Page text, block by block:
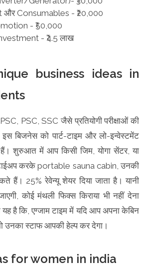
Consumables - ₹20,000
- ₹50,000
- ₹4.5 लाख
business ideas in
PSC, SSC जैसे प्रतियोगी परीक्षाओं की
इस बिजनेस को पार्ट-टाइम और लो-इन्वेस्टमेंट
शुरुआत में आप किसी जिम, योगा सेंटर, या
करके portable sauna cabin, उनकी
हैं। 25% रेवेन्यू शेयर दिया जाता है। यानी
कोई मंथली फिक्स किराया भी नहीं देना
है कि, एग्जाम टाइम में यदि आप अपना केबिन
उनका स्टाफ आपकी हेल्प कर देगा।
for women in india